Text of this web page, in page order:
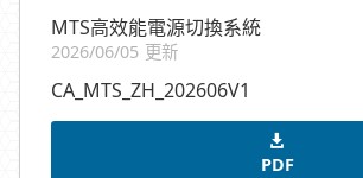
MTS高效能電源切換系統
2026/06/05 更新
CA_MTS_ZH_202606V1
PDF